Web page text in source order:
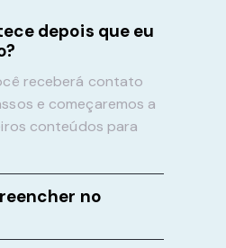
depois que eu
receberá contato
e começaremos a
conteúdos para
no